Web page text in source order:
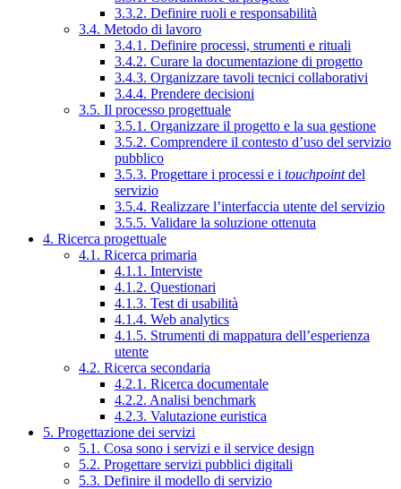
3.3.2. Definire ruoli e responsabilità
3.4. Metodo di lavoro
3.4.1. Definire processi, strumenti e rituali
3.4.2. Curare la documentazione di progetto
3.4.3. Organizzare tavoli tecnici collaborativi
3.4.4. Prendere decisioni
3.5. Il processo progettuale
3.5.1. Organizzare il progetto e la sua gestione
3.5.2. Comprendere il contesto d’uso del servizio
pubblico
3.5.3. Progettare i processi e i touchpointdel
servizio
3.5.4. Realizzare l’interfaccia utente del servizio
3.5.5. Validare la soluzione ottenuta
4. Ricerca progettuale
4.1. Ricerca primaria
4.1.1. Interviste
4.1.2. Questionari
4.1.3. Test di usabilità
4.1.4. Web analytics
4.1.5. Strumenti di mappatura dell’esperienza
utente
4.2. Ricerca secondaria
4.2.1. Ricerca documentale
4.2.2. Analisi benchmark
4.2.3. Valutazione euristica
5. Progettazione dei servizi
5.1. Cosa sono i servizi e il service design
5.2. Progettare servizi pubblici digitali
5.3. Definire il modello di servizio